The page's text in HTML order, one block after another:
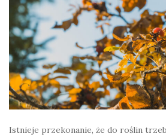
Istnieje przekonanie, że do roślin